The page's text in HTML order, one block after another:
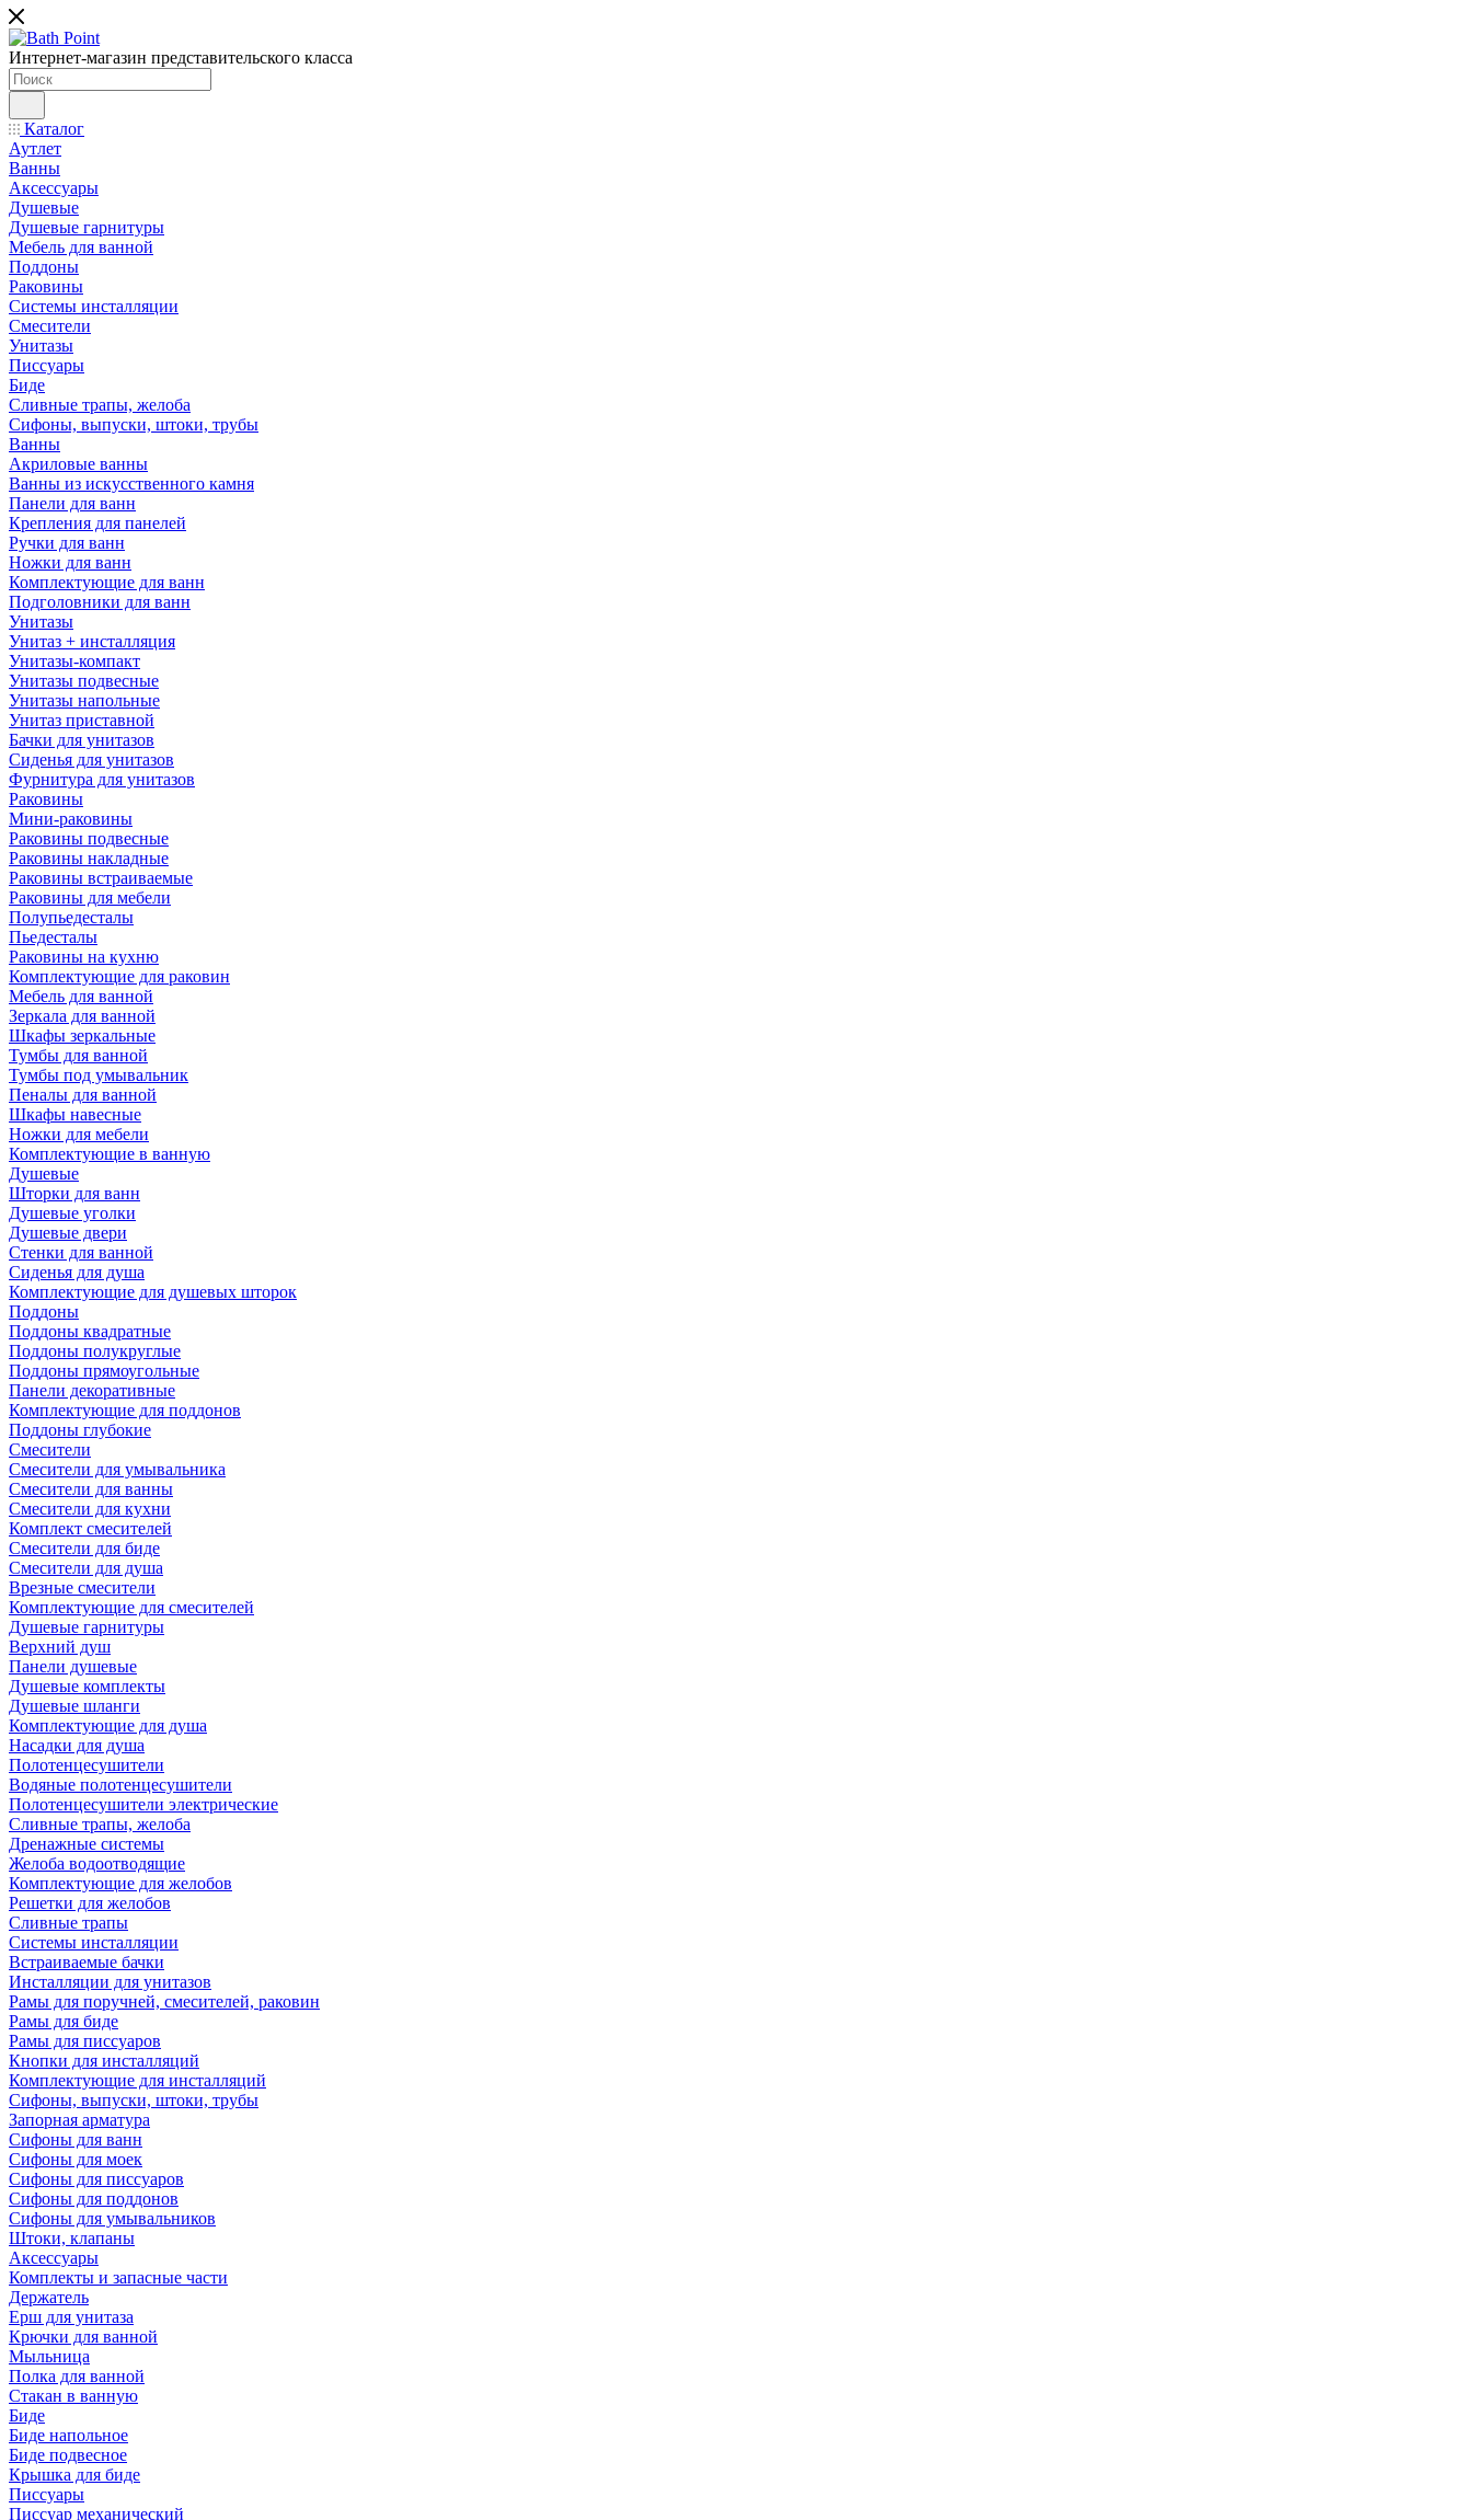
Интернет-магазин представительского класса
Каталог
Аутлет
Ванны
Аксессуары
Душевые
Душевые гарнитуры
Мебель для ванной
Поддоны
Раковины
Системы инсталляции
Смесители
Унитазы
Писсуары
Биде
Сливные трапы, желоба
Сифоны, выпуски, штоки, трубы
Ванны
Акриловые ванны
Ванны из искусственного камня
Панели для ванн
Крепления для панелей
Ручки для ванн
Ножки для ванн
Комплектующие для ванн
Подголовники для ванн
Унитазы
Унитаз + инсталляция
Унитазы-компакт
Унитазы подвесные
Унитазы напольные
Унитаз приставной
Бачки для унитазов
Сиденья для унитазов
Фурнитура для унитазов
Раковины
Мини-раковины
Раковины подвесные
Раковины накладные
Раковины встраиваемые
Раковины для мебели
Полупьедесталы
Пьедесталы
Раковины на кухню
Комплектующие для раковин
Мебель для ванной
Зеркала для ванной
Шкафы зеркальные
Тумбы для ванной
Тумбы под умывальник
Пеналы для ванной
Шкафы навесные
Ножки для мебели
Комплектующие в ванную
Душевые
Шторки для ванн
Душевые уголки
Душевые двери
Стенки для ванной
Сиденья для душа
Комплектующие для душевых шторок
Поддоны
Поддоны квадратные
Поддоны полукруглые
Поддоны прямоугольные
Панели декоративные
Комплектующие для поддонов
Поддоны глубокие
Смесители
Смесители для умывальника
Смесители для ванны
Смесители для кухни
Комплект смесителей
Смесители для биде
Смесители для душа
Врезные смесители
Комплектующие для смесителей
Душевые гарнитуры
Верхний душ
Панели душевые
Душевые комплекты
Душевые шланги
Комплектующие для душа
Насадки для душа
Полотенцесушители
Водяные полотенцесушители
Полотенцесушители электрические
Сливные трапы, желоба
Дренажные системы
Желоба водоотводящие
Комплектующие для желобов
Решетки для желобов
Сливные трапы
Системы инсталляции
Встраиваемые бачки
Инсталляции для унитазов
Рамы для поручней, смесителей, раковин
Рамы для биде
Рамы для писсуаров
Кнопки для инсталляций
Комплектующие для инсталляций
Сифоны, выпуски, штоки, трубы
Запорная арматура
Сифоны для ванн
Сифоны для моек
Сифоны для писсуаров
Сифоны для поддонов
Сифоны для умывальников
Штоки, клапаны
Аксессуары
Комплекты и запасные части
Держатель
Ерш для унитаза
Крючки для ванной
Мыльница
Полка для ванной
Стакан в ванную
Биде
Биде напольное
Биде подвесное
Крышка для биде
Писсуары
Писсуар механический